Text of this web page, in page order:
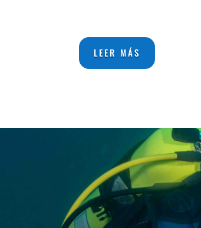
LEER MÁS